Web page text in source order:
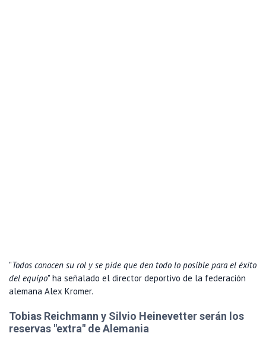
"Todos conocen su rol y se pide que den todo lo posible para el éxito
del equipo" ha señalado el director deportivo de la federación
alemana Alex Kromer.
Tobias Reichmann y Silvio Heinevetter serán los
reservas "extra" de Alemania